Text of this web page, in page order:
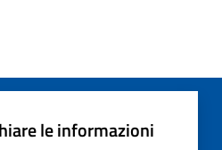
le informazioni